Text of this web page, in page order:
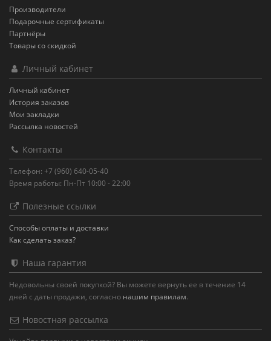
Производители
Подарочные сертификаты
Партнёры
Товары со скидкой
Личный кабинет
Личный кабинет
История заказов
Мои закладки
Рассылка новостей
Контакты
Телефон: +7 (960) 640-05-40
Время работы: Пн-Пт 10:00 - 22:00
Полезные ссылки
Способы оплаты и доставки
Как сделать заказ?
Наша гарантия
Недовольны своей покупкой? Вы можете вернуть ее в течение 14
дней с даты продажи, согласно нашим правилам.
Новостная рассылка